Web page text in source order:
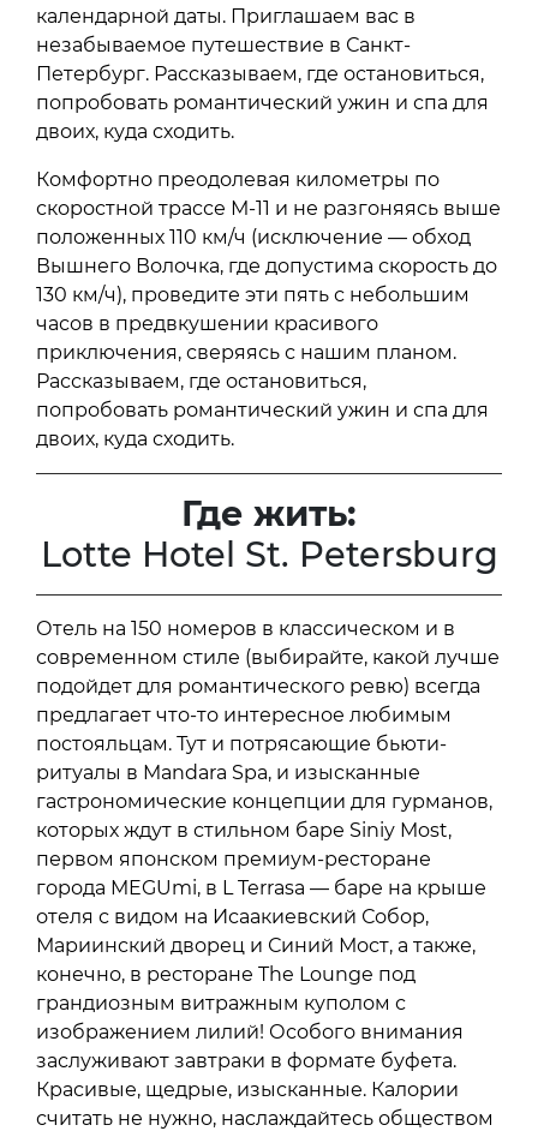
календарной даты. Приглашаем вас в
незабываемое путешествие в Санкт-
Петербург. Рассказываем, где остановиться,
попробовать романтический ужин и спа для
двоих, куда сходить.
Комфортно преодолевая километры по
скоростной трассе М-11 и не разгоняясь выше
положенных 110 км/ч (исключение — обход
Вышнего Волочка, где допустима скорость до
130 км/ч), проведите эти пять с небольшим
часов в предвкушении красивого
приключения, сверяясь с нашим планом.
Рассказываем, где остановиться,
попробовать романтический ужин и спа для
двоих, куда сходить.
Где жить:
Lotte Hotel St. Petersburg
Отель на 150 номеров в классическом и в
современном стиле (выбирайте, какой лучше
подойдет для романтического ревю) всегда
предлагает что-то интересное любимым
постояльцам. Тут и потрясающие бьюти-
ритуалы в Mandara Spa, и изысканные
гастрономические концепции для гурманов,
которых ждут в стильном баре Siniy Most,
первом японском премиум-ресторане
города MEGUmi, в L Terrasa — баре на крыше
отеля с видом на Исаакиевский Собор,
Мариинский дворец и Синий Мост, а также,
конечно, в ресторане The Lounge под
грандиозным витражным куполом с
изображением лилий! Особого внимания
заслуживают завтраки в формате буфета.
Красивые, щедрые, изысканные. Калории
считать не нужно, наслаждайтесь обществом